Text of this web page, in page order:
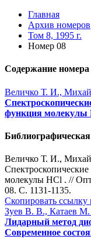
Главная
Архив номеров
Том 8, 1995 г.
Номер 08
Содержание номера
Величко Т. И.,
функция молекулы
Величко Т. И.,
молекулы HCl . //
08. С. 1131-1135.
Скопировать ссылку
Зуев В. В., Катаев
Лидарный метод
Современное